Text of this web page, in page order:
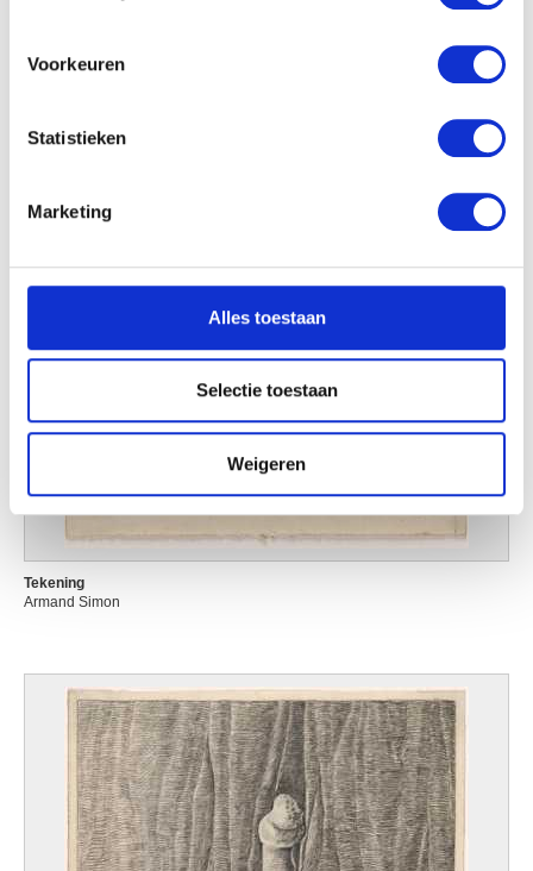
locatie, die tot een paar meter nauwkeurig kan zijn
scannen op specifieke eigenschappen (fingerprinting)
detailgedeeltein.
U kunt uw toestemming op elk moment wijzigen of
We gebruiken cookies om content en advertenties te
personaliseren, om functies voor social media te bieden
en om ons websiteverkeer te analyseren. Ook delen we
informatie over uw gebruik van onze site met onze
partners voor social media, adverteren en analyse. Deze
verzameld op basis van uw gebruik van hun services.
Voorkeuren
Statistieken
Marketing
Alles toestaan
Selectie toestaan
Weigeren
Tekening
Armand Simon